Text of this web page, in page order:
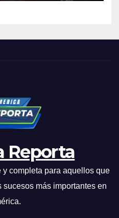
Reporta
completa para aquellos que
sucesos más importantes en